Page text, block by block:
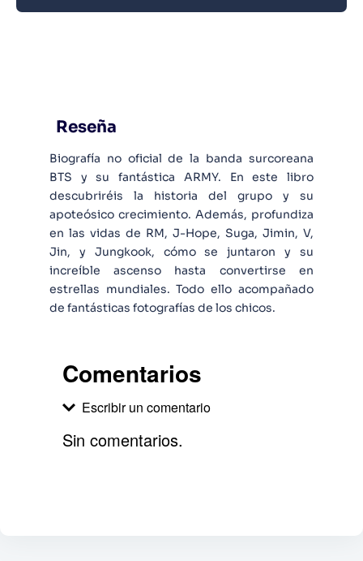
Reseña
Biografía no oficial de la banda surcoreana
BTS y su fantástica ARMY. En este libro
descubriréis la historia del grupo y su
apoteósico crecimiento. Además, profundiza
en las vidas de RM, J-Hope, Suga, Jimin, V,
Jin, y Jungkook, cómo se juntaron y su
increíble ascenso hasta convertirse en
estrellas mundiales. Todo ello acompañado
de fantásticas fotografías de los chicos.
Comentarios
Escribir un comentario
Sin comentarios.